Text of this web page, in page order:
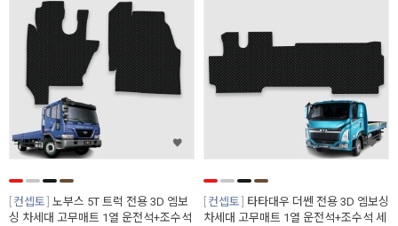
컨셉토 노부스 5T 트럭 전용 3D 엠보
싱 차세대 고무매트 1열 운전석+조수석
컨셉토
타타대우 더쎈 전용 3D 엠보싱
차세대 고무매트 1열 운전석+조수석 세